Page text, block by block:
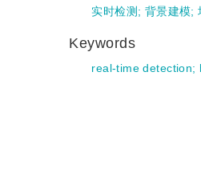
实时检测 ; 背景建模;
Keywords
real-time detection;